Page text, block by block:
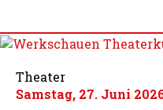
Theater
Samstag, 27. Juni